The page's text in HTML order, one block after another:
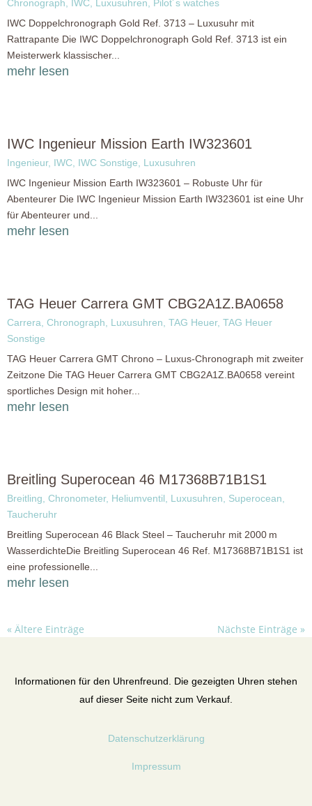
Chronograph IWC Luxusuhren
Pilot´s watches
IWC Doppelchronograph Gold Ref. 3713 – Luxusuhr mit
Rattrapante Die IWC Doppelchronograph Gold Ref. 3713 ist ein
Meisterwerk klassischer...
mehr lesen
IWC Ingenieur Mission Earth IW323601
Ingenieur, IWC IWC Sonstige
Luxusuhren
IWC Ingenieur Mission Earth IW323601 – Robuste Uhr für
Abenteurer Die IWC Ingenieur Mission Earth IW323601 ist eine Uhr
für Abenteurer und...
mehr lesen
TAG Heuer Carrera GMT CBG2A1Z.BA0658
Carrera Chronograph Luxusuhren TAG Heuer, TAG Heuer
Sonstige
TAG Heuer Carrera GMT Chrono – Luxus-Chronograph mit zweiter
Zeitzone Die TAG Heuer Carrera GMT CBG2A1Z.BA0658 vereint
sportliches Design mit hoher...
mehr lesen
Breitling Superocean 46 M17368B71B1S1
Breitling Chronometer, Heliumventil Luxusuhren Superocean
Taucheruhr
Breitling Superocean 46 Black Steel – Taucheruhr mit 2000 m
WasserdichteDie Breitling Superocean 46 Ref. M17368B71B1S1 ist
eine professionelle...
mehr lesen
« Ältere Einträge Nächste Einträge »
Informationen für den Uhrenfreund. Die gezeigten Uhren stehen
auf dieser Seite nicht zum Verkauf.
Datenschutzerklärung
Impressum